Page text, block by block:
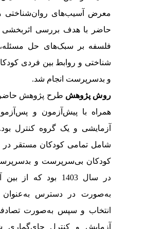
معرض آسیب‌های روان‌شناختی
حاضر با هدف بررسی اثربخشی
فلسفه بر سبک‌های حل مسئله،
شناختی و روابط بین فردی
و بدسرپرست انجام شد.
روش پژوهش طرح پژوهش حاضر،
همراه با پیش‌آزمون و
آزمایشی و یک گروه کنترل بود.
شامل تمامی کودکان مستقر در
کودکان بی‌سرپرست و بدسرپرست
به‌صورت در دسترس به‌عنوان
انتخاب و سپس به‌صورت
آزمایش و کنترل جای‌گماری